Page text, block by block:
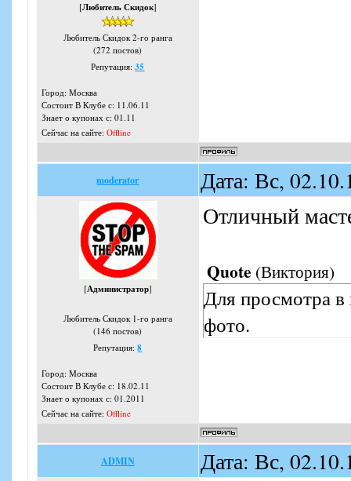
[Любитель Скидок]
Любитель Скидок 2-го ранга
(272 постов)
Репутация:35
Город: Москва
Состоит В Клубе с: 11.06.11
Знает о купонах с: 01.11
Сейчас на сайте: Offline
moderator Дата: Вс,
[Администратор]
Любитель Скидок 1-го ранга
(146 постов)
Репутация:8
Город: Москва
Состоит В Клубе с: 18.02.11
Знает о купонах с: 01.2011
Сейчас на сайте: Offline
Отличный
Quote (Виктория)
Для просмотра в
фото.
ADMIN Дата: Вс,